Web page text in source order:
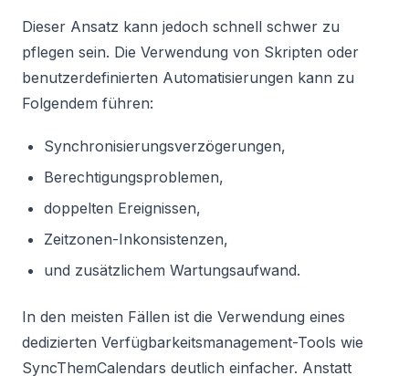
Dieser Ansatz kann jedoch schnell schwer zu
pflegen sein. Die Verwendung von Skripten oder
benutzerdefinierten Automatisierungen kann zu
Folgendem führen:
Synchronisierungsverzögerungen,
Berechtigungsproblemen,
doppelten Ereignissen,
Zeitzonen-Inkonsistenzen,
und zusätzlichem Wartungsaufwand.
In den meisten Fällen ist die Verwendung eines
dedizierten Verfügbarkeitsmanagement-Tools wie
SyncThemCalendars deutlich einfacher. Anstatt